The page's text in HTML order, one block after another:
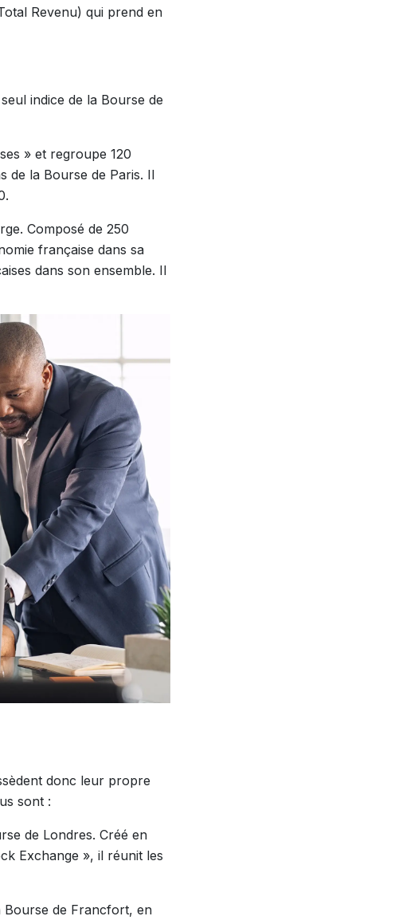
Revenu) qui prend en
indice de la Bourse de
» et regroupe 120
de la Bourse de Paris. Il
Composé de 250
française dans sa
dans son ensemble. Il
donc leur propre
sont :
de Londres. Créé en
Exchange », il réunit les
Bourse de Francfort, en